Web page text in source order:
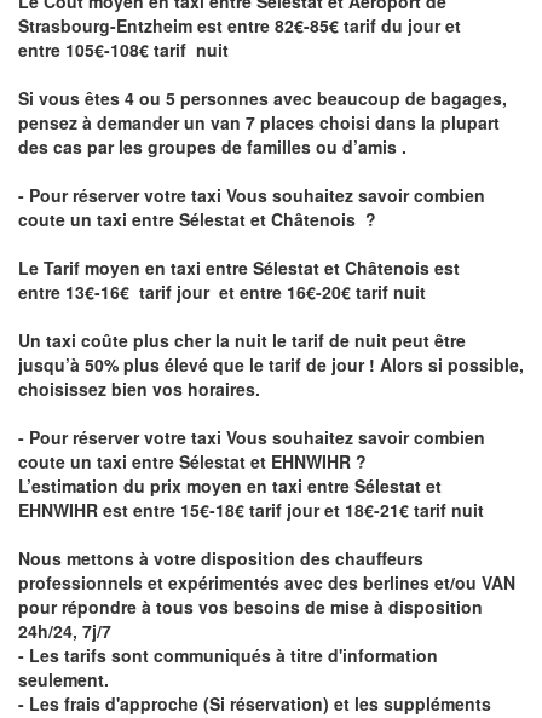
Strasbourg-Entzheim est entre 82€-85€ tarif du jour et
entre 105€-108€ tarif nuit
Si vous êtes 4 ou 5 personnes avec beaucoup de bagages,
pensez à demander un van 7 places choisi dans la plupart
des cas par les groupes de familles ou d’amis .
- Pour réserver votre taxi Vous souhaitez savoircombien
coute un taxi entre Sélestat et Châtenois ?
Le Tarif moyen en taxi entre Sélestat et Châtenois est
entre 13€-16€ tarif jour et entre 16€-20€ tarif nuit
Un taxi coûte plus cher la nuit le tarif de nuit peut être
jusqu’à 50% plus élevé que le tarif de jour ! Alors si possible,
choisissez bien vos horaires.
- Pour réserver votre taxi Vous souhaitez savoircombien
coute un taxi entre Sélestat et EHNWIHR ?
L’estimation du prix moyen en taxi entre Sélestat et
EHNWIHR est entre 15€-18€ tarif jour et 18€-21€ tarif nuit
Nous mettons à votre disposition des chauffeurs
professionnels et expérimentés avec des berlines et/ou VAN
pour répondre à tous vos besoins de mise à disposition
24h/24, 7j/7
- Les tarifs sont communiqués à titre d'information
seulement.
- Les frais d'approche (Si réservation) et les suppléments